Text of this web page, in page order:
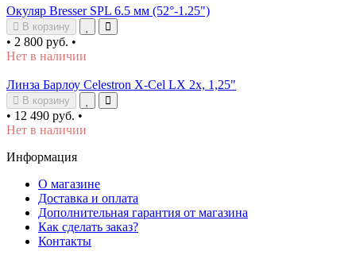
Окуляр Bresser SPL 6.5 мм (52°-1.25")
В корзину
• 2 800 руб. •
Нет в наличии
Линза Барлоу Celestron X-Cel LX 2х, 1,25"
В корзину
• 12 490 руб. •
Нет в наличии
Информация
О магазине
Доставка и оплата
Дополнительная гарантия от магазина
Как сделать заказ?
Контакты